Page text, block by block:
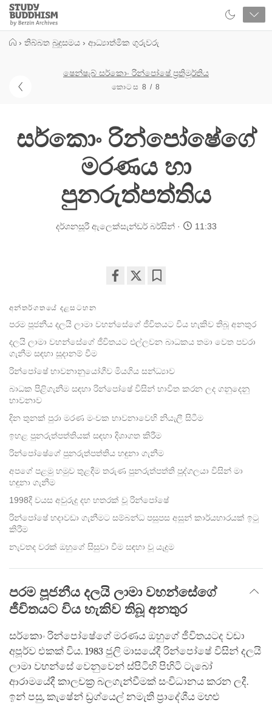
Close
Study
Buddhism
› තිබ්බත බුදුසමය › ආධ්‍යාත්මික ගුරුවරු
ෂෙන්ෂැබ් සර්කොං රින්පෝෂේ ප්‍රතිමූර්තිය
කොටස 8 / 8
සර්කොං රින්පෝෂේගේ
මරණය හා
පුනරුත්පත්තිය
දර්ශනසූරී ඇලෙක්සැන්ඩර් බර්සින් 11:33
facebook
අන්තර්ගතයේ දළසටහන
පරම පූජනීය දලයි ලාමා වහන්සේගේ ජීවිතයට විය හැකිව තිබූ අනතුර
දලයි ලාමා වහන්සේගේ ජීවිතයට එල්ලවන බාධකය තමා වෙත පවරා
ගැනීම සඳහා සූදානම් වීම
රින්පෝෂේ භාවනානුයෝගීව මියගිය සන්ධ්‍යාව
බාධක පිළිගැනීම සඳහා රින්පෝෂේ විසින් භාවිත කරන ලද ගනුදෙනු
භාවනාව
දින තුනක් පුරා මරණ මංචක භාවනාවෙහි නියැලී සිටීම
ඉහළ පුනරුත්පත්තියක් සඳහා දිශාගත කිරීම
රින්පෝෂේගේ පුනරුත්පත්තිය හඳුනා ගැනීම
අපගේ පළමු හමුව තුළදීම තරුණ පුනරුත්පත්ති පුද්ගලයා විසින් මා
හඳුනා ගැනීම
1998දී වයස අවුරුදු දහ හතරක් වූ රින්පෝෂේ
රින්පෝෂේ හදාවඩා ගැනීමට සම්බන්ධ පසුපස අසුන් කාර්යභාරයක් ඉටු
කිරීම
නැවතද වරක් ඔහුගේ සිසුවා වීම සඳහා වූ යැදුම
පරම පූජනීය දලයි ලාමා වහන්සේගේ
ජීවිතයට විය හැකිව තිබූ අනතුර
සර්කොං රින්පෝෂේගේ මරණය ඔහුගේ ජීවිතයටද වඩා
අපූර්ව එකක් විය. 1983 ජුලි මාසයේදී රින්පෝෂේ විසින් දලයි
ලාමා වහන්සේ වෙනුවෙන් ස්පිටිහි පිහිටි ටැබෝ
ආරාමයේදී කාලචක්‍ර බලගැන්වීමක් සංවිධානය කරන ලදී.
ඉන් පසු, කැෂේන් ඩ්‍රග්යෙල් නමැති ප්‍රාදේශීය මහළු